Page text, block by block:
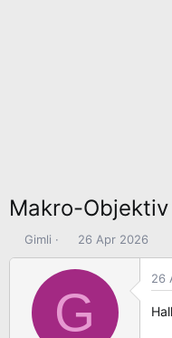
Makro-
E
r
Gimli
E
r
s
t
e
l
26 Apr 2026
G
26